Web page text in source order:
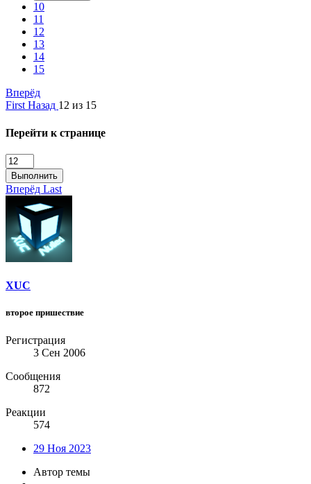
10
11
12
13
14
15
Вперёд
First Назад 12 из 15
Перейти к странице
Выполнить
Вперёд Last
XUC
второе пришествие
Регистрация
3 Сен 2006
Сообщения
872
Реакции
574
29 Ноя 2023
Автор темы